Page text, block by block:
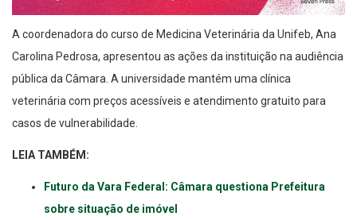
A coordenadora do curso de Medicina Veterinária da Unifeb, Ana
Carolina Pedrosa, apresentou as ações da instituição na audiência
pública da Câmara. A universidade mantém uma clínica
veterinária com preços acessíveis e atendimento gratuito para
casos de vulnerabilidade.
LEIA TAMBÉM:
Futuro da Vara Federal: Câmara questiona Prefeitura
sobre situação de imóvel